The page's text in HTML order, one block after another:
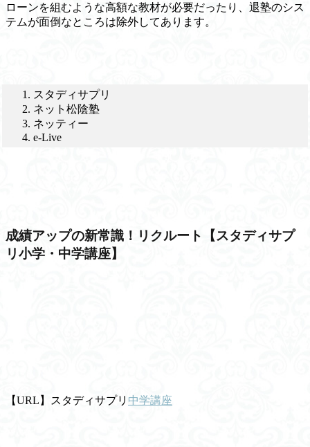
ローンを組むような高額な教材が必要だったり、退塾のシス
テムが面倒なところは除外してあります。
スタディサプリ
ネット松陰塾
ネッティー
e-Live
成績アップの新常識！リクルート【スタディサプ
リ小学・中学講座】
【URL】スタディサプリ 中学講座